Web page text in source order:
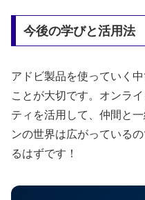
今後の学びと活用法
アドビ製品を使っていく
ことが大切です。オンラ
ティを活用して、仲間と
ンの世界は広がっている
るはずです！